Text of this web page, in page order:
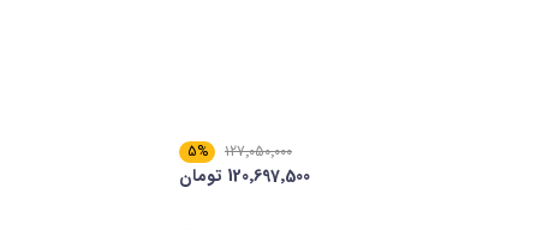
127٬050٬000
5%
120٬697٬500 تومان